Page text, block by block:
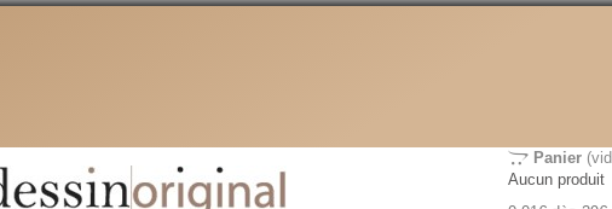
Panier
Aucun produit